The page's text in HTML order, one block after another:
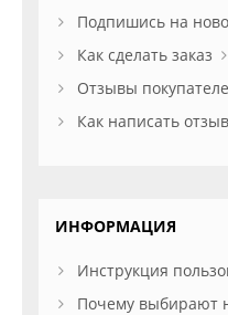
Подпишись на
Как сделать заказ
Отзывы
Как написать отзыв
ИНФОРМАЦИЯ
Инструкция
Почему выбирают